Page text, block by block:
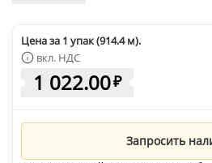
Цена за 1 упак (914.4 м).
вкл. НДС
1 022.00₽
Запросить